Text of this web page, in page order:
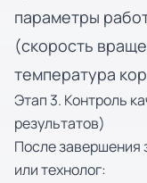
параметры
(скорость
температура
Этап 3. Контроль
результатов)
После завершения
или технолог: